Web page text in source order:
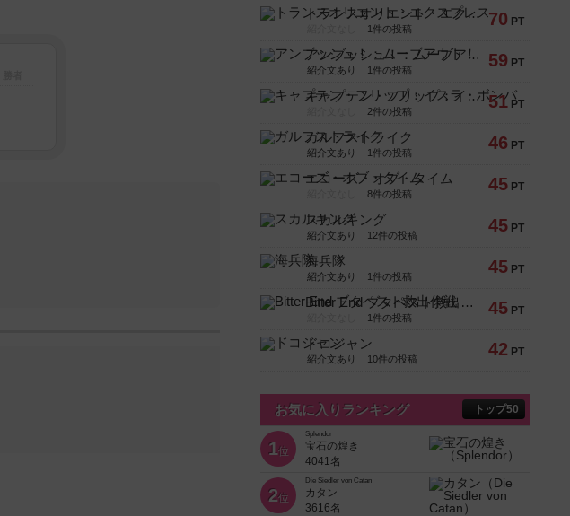
70 PT
トランスオリエント・エクスプレス
1件の投稿
59 PT
アンブッシュ！：ムーブアウト！
紹介文あり 1件の投稿
51 PT
キャプテン・フリップ：イスラ・ボンバ
2件の投稿
46 PT
ガルフストライク
紹介文あり 1件の投稿
45 PT
エコーズ・オブ・タイム
8件の投稿
45 PT
スカルキング
紹介文あり 12件の投稿
45 PT
海兵隊
紹介文あり 1件の投稿
45 PT
Bitter End ブタペスト救出作戦
1件の投稿
42 PT
ドコジャン
紹介文あり 10件の投稿
お気に入りランキング トップ50
1位
Splendor
宝石の煌き
4041名
2位
Die Siedler von Catan
カタン
3616名